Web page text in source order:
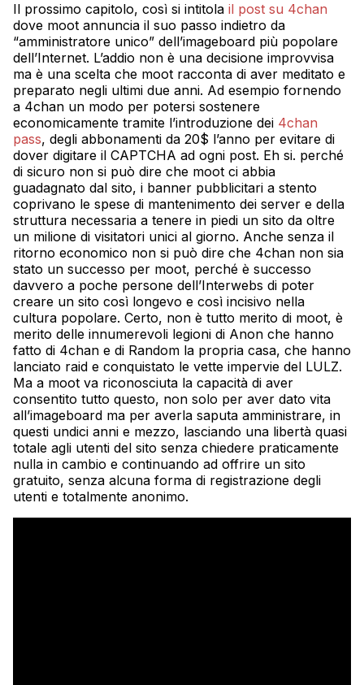
Il prossimo capitolo, così si intitola il post su 4chan
dove moot annuncia il suo passo indietro da
“amministratore unico” dell’imageboard più popolare
dell’Internet. L’addio non è una decisione improvvisa
ma è una scelta che moot racconta di aver meditato e
preparato negli ultimi due anni. Ad esempio fornendo
a 4chan un modo per potersi sostenere
economicamente tramite l’introduzione dei 4chan
pass, degli abbonamenti da 20$ l’anno per evitare di
dover digitare il CAPTCHA ad ogni post. Eh si. perché
di sicuro non si può dire che moot ci abbia
guadagnato dal sito, i banner pubblicitari a stento
coprivano le spese di mantenimento dei server e della
struttura necessaria a tenere in piedi un sito da oltre
un milione di visitatori unici al giorno. Anche senza il
ritorno economico non si può dire che 4chan non sia
stato un successo per moot, perché è successo
davvero a poche persone dell’Interwebs di poter
creare un sito così longevo e così incisivo nella
cultura popolare. Certo, non è tutto merito di moot, è
merito delle innumerevoli legioni di Anon che hanno
fatto di 4chan e di Random la propria casa, che hanno
lanciato raid e conquistato le vette impervie del LULZ.
Ma a moot va riconosciuta la capacità di aver
consentito tutto questo, non solo per aver dato vita
all’imageboard ma per averla saputa amministrare, in
questi undici anni e mezzo, lasciando una libertà quasi
totale agli utenti del sito senza chiedere praticamente
nulla in cambio e continuando ad offrire un sito
gratuito, senza alcuna forma di registrazione degli
utenti e totalmente anonimo.